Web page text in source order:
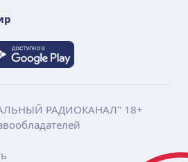
РАДИОКАНАЛ" 18+